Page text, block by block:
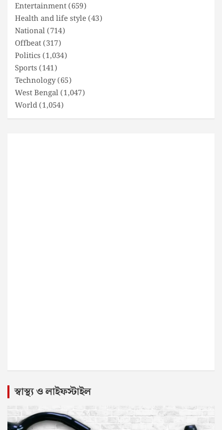
Entertainment(659)
Health and life style(43)
National(714)
Offbeat(317)
Politics (1,034)
Sports (141)
Technology(65)
West Bengal(1,047)
World(1,054)
স্বাস্থ্য ও লাইফস্টাইল